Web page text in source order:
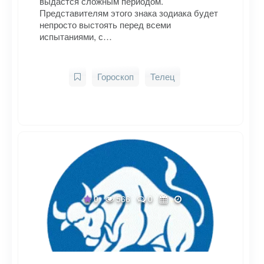
Представителям этого знака зодиака будет
непросто выстоять перед всеми
испытаниями, с…
Гороскоп Телец
0 566 0